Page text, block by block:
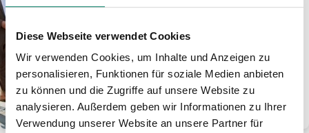
Diese Webseite verwendet Cookies
Wir verwenden Cookies, um Inhalte und Anzeigen zu
personalisieren, Funktionen für soziale Medien anbieten
zu können und die Zugriffe auf unsere Website zu
analysieren. Außerdem geben wir Informationen zu Ihrer
Verwendung unserer Website an unsere Partner für
Erstmals seit der Flut
Gerolstein bis Köln
20 Brücken, betroffene Stationen und
10 Kilometer Bahndamm erneuert •
Gesamte Leit- und Sicherungstechnik
modernisiert...
WEITERLESEN